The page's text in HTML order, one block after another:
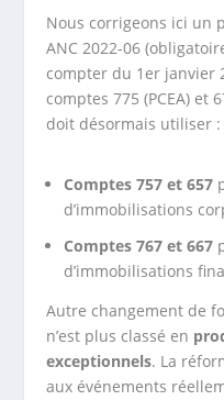
Nous corrigeons ici un
ANC 2022-06
compter du 1er janvier
comptes 775 (PCEA) et
doit désormais utiliser :
Comptes 757 et 657
d’immobilisations
Comptes 767 et 667
d’immobilisations
Autre changement de
n’est plus classé en
exceptionnels. La
aux événements